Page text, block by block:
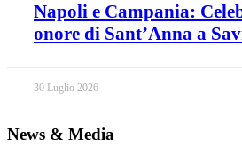
Napoli e Campania:
onore di Sant’Anna a
30 Luglio 2026
News & Media